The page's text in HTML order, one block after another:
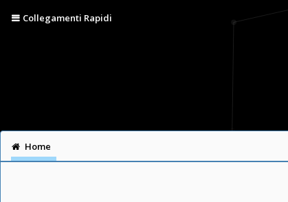
Collegamenti Rapidi
Home